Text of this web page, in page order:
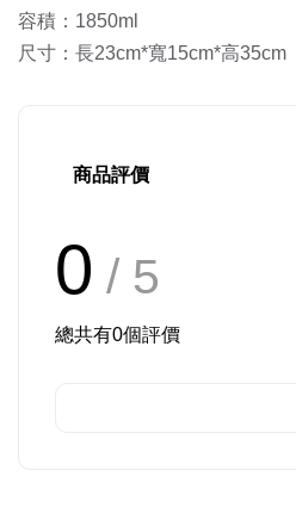
容積：1850ml
尺寸：長23cm*寬15cm*高35cm
商品評價
0 / 5
總共有0個評價